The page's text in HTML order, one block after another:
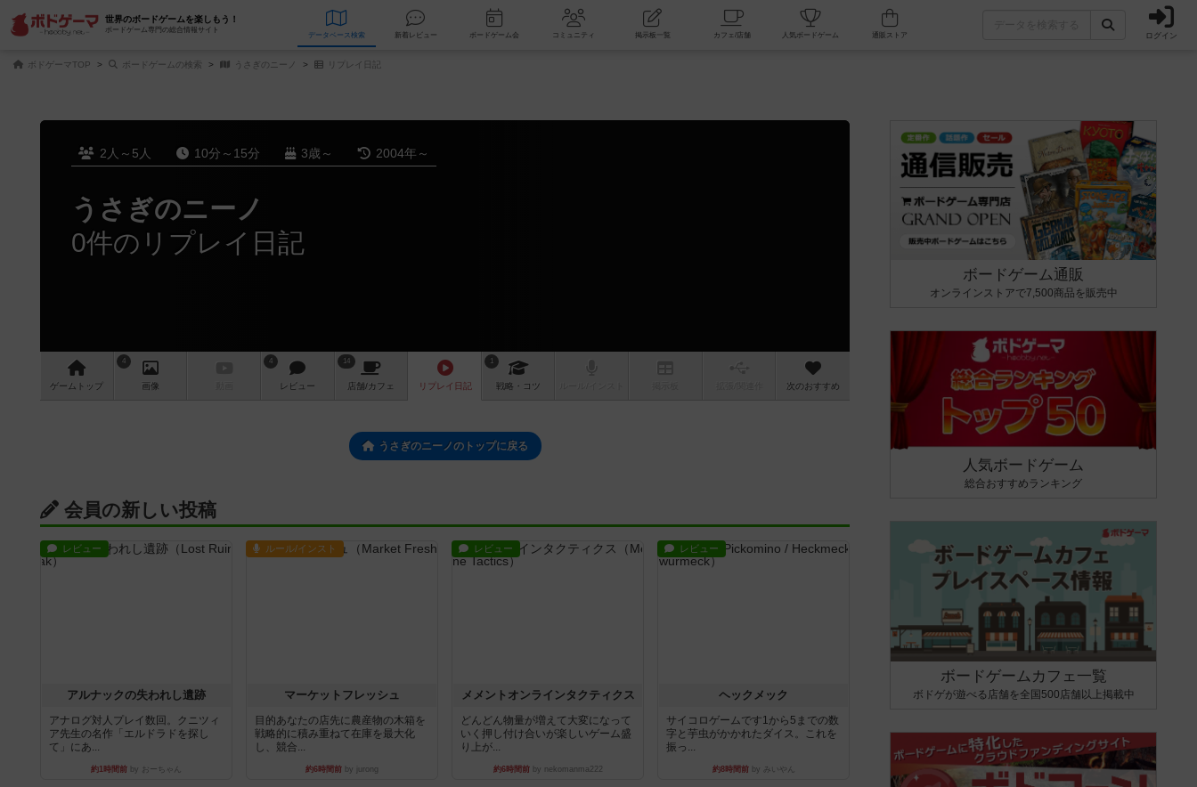
世界のボードゲームを楽しもう！
ボードゲーム専門の総合情報サイト
データベース 検索 新着レビュー ボードゲーム会 コミュニティ 掲示板一覧 カフェ/店舗 人気ボードゲーム ログイン
ボドゲーマTOP ボードゲームの検索 うさぎのニーノ リプレイ日記
2人～5人 10分～15分 3歳～ 2004年～
うさぎのニーノ
0件のリプレイ日記
ゲーム トップ
4
画像
4
レビュー
14
店舗/カフェ リプレイ 日記
1
戦略 ・コツ 次のおすすめ
うさぎのニーノのトップに戻る
会員の新しい投稿
レビュー
アルナックの失われし遺跡
アナログ対人プレイ数回。クニツィ
ア先生の名作「エルドラドを探し
て」にあ...
約1時間前 by おーちゃん
ルール/インスト
マーケットフレッシュ
目的あなたの店先に農産物の木箱を
戦略的に積み重ねて在庫を最大化
し、競合...
約6時間前 by jurong
レビュー
メメントオンラインタクティクス
どんどん物量が増えて大変になって
いく押し付け合いが楽しいゲーム盛
り上が...
約6時間前by nekomanma222
レビュー
ヘックメック
サイコロゲームです1から5までの数
字と芋虫がかかれたダイス。これを
振っ...
約8時間前by みいやん
ボードゲーム通販
オンラインストアで7,500商品を販売中
人気ボードゲーム
総合おすすめランキング
ボードゲームカフェ一覧
ボドゲが遊べる店舗を全国500店舗以上掲載中